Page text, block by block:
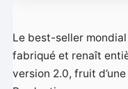
Le best-seller mondial
fabriqué et renaît
version 2.0, fruit